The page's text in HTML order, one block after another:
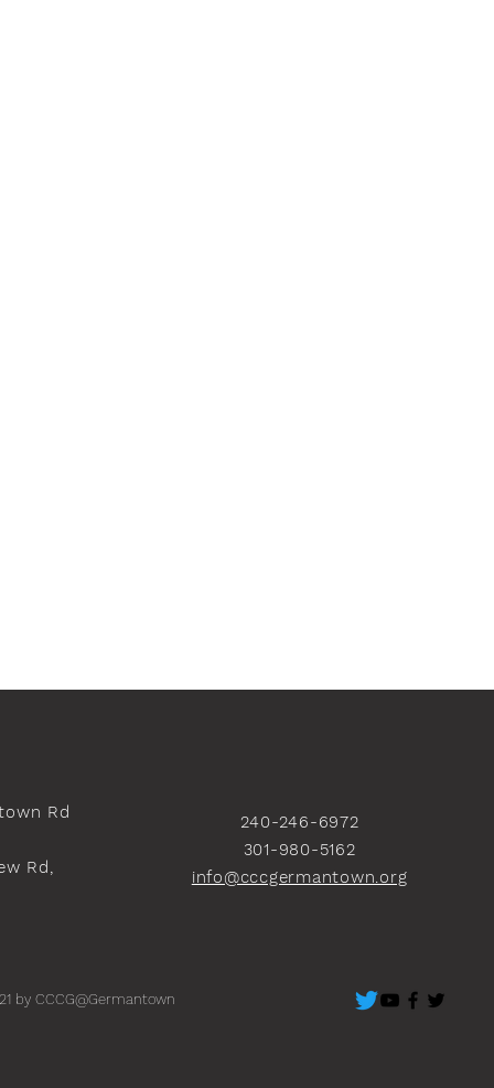
240-246-6972
301-980-5162
info@cccgermantown.org
by CCCG@Germantown
Rd
Rd,